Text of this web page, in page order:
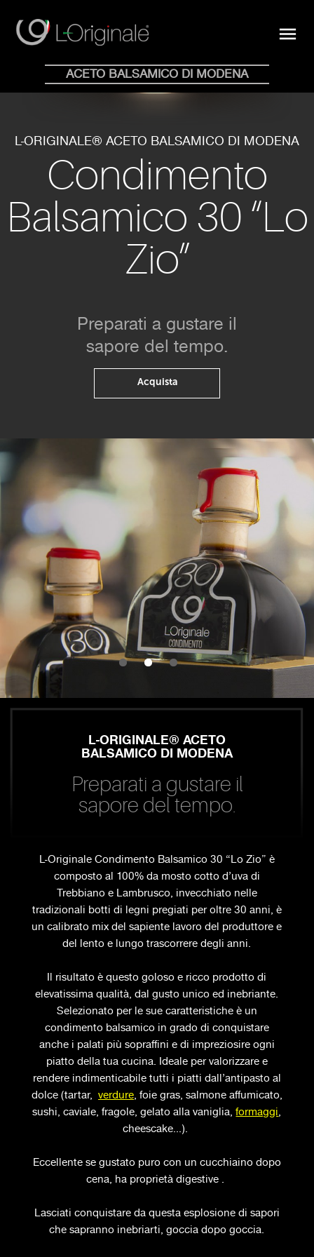
menu
close
ACETO BALSAMICO DI MODENA
L-ORIGINALE® ACETO BALSAMICO DI MODENA
Condimento
Balsamico 30 “Lo
Zio”
Preparati a gustare il
sapore del tempo.
Acquista
L-ORIGINALE® ACETO
BALSAMICO DI MODENA
Preparati a gustare il
sapore del tempo.
L-Originale Condimento Balsamico 30 “Lo Zio” è
composto al 100% da mosto cotto d’uva di
Trebbiano e Lambrusco, invecchiato nelle
tradizionali botti di legni pregiati per oltre 30 anni, è
un calibrato mix del sapiente lavoro del produttore e
del lento e lungo trascorrere degli anni.
Il risultato è questo goloso e ricco prodotto di
elevatissima qualità, dal gusto unico ed inebriante.
Selezionato per le sue caratteristiche è un
condimento balsamico in grado di conquistare
anche i palati più sopraffini e di impreziosire ogni
piatto della tua cucina. Ideale per valorizzare e
rendere indimenticabile tutti i piatti dall’antipasto al
dolce (tartar, verdure, foie gras, salmone affumicato,
sushi, caviale, fragole, gelato alla vaniglia,formaggi,
cheescake…).
Eccellente se gustato puro con un cucchiaino dopo
cena, ha proprietà digestive .
Lasciati conquistare da questa esplosione di sapori
che sapranno inebriarti, goccia dopo goccia.